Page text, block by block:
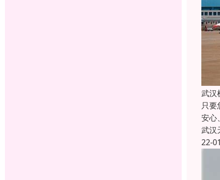
武汉
只
安心
武汉
22-